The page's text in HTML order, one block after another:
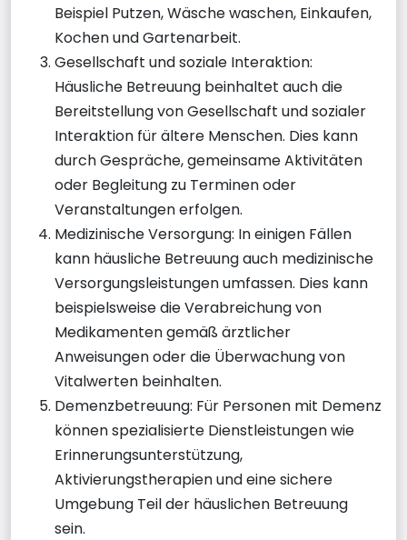
Beispiel Putzen, Wäsche waschen, Einkaufen,
Kochen und Gartenarbeit.
Gesellschaft und soziale Interaktion:
Häusliche Betreuung beinhaltet auch die
Bereitstellung von Gesellschaft und sozialer
Interaktion für ältere Menschen. Dies kann
durch Gespräche, gemeinsame Aktivitäten
oder Begleitung zu Terminen oder
Veranstaltungen erfolgen.
Medizinische Versorgung: In einigen Fällen
kann häusliche Betreuung auch medizinische
Versorgungsleistungen umfassen. Dies kann
beispielsweise die Verabreichung von
Medikamenten gemäß ärztlicher
Anweisungen oder die Überwachung von
Vitalwerten beinhalten.
Demenzbetreuung: Für Personen mit Demenz
können spezialisierte Dienstleistungen wie
Erinnerungsunterstützung,
Aktivierungstherapien und eine sichere
Umgebung Teil der häuslichen Betreuung
sein.